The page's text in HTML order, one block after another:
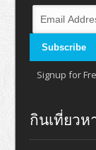
Signup for
กินเที่ยว